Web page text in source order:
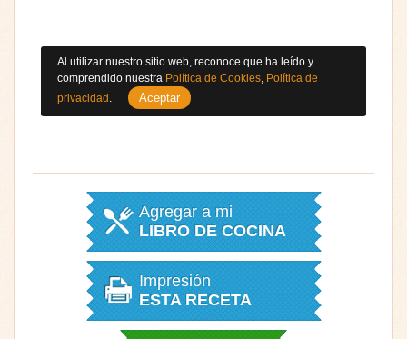
Agregar a mi
LIBRO DE COCINA
Impresión
ESTA RECETA
Al utilizar nuestro sitio web, reconoce que ha leído y
comprendido nuestra Política de Cookies, Política de
privacidad . Aceptar